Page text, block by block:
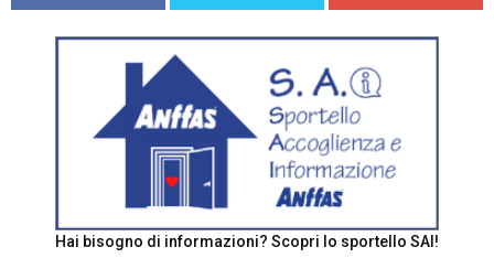
Hai bisogno di informazioni? Scopri lo sportello SAI!